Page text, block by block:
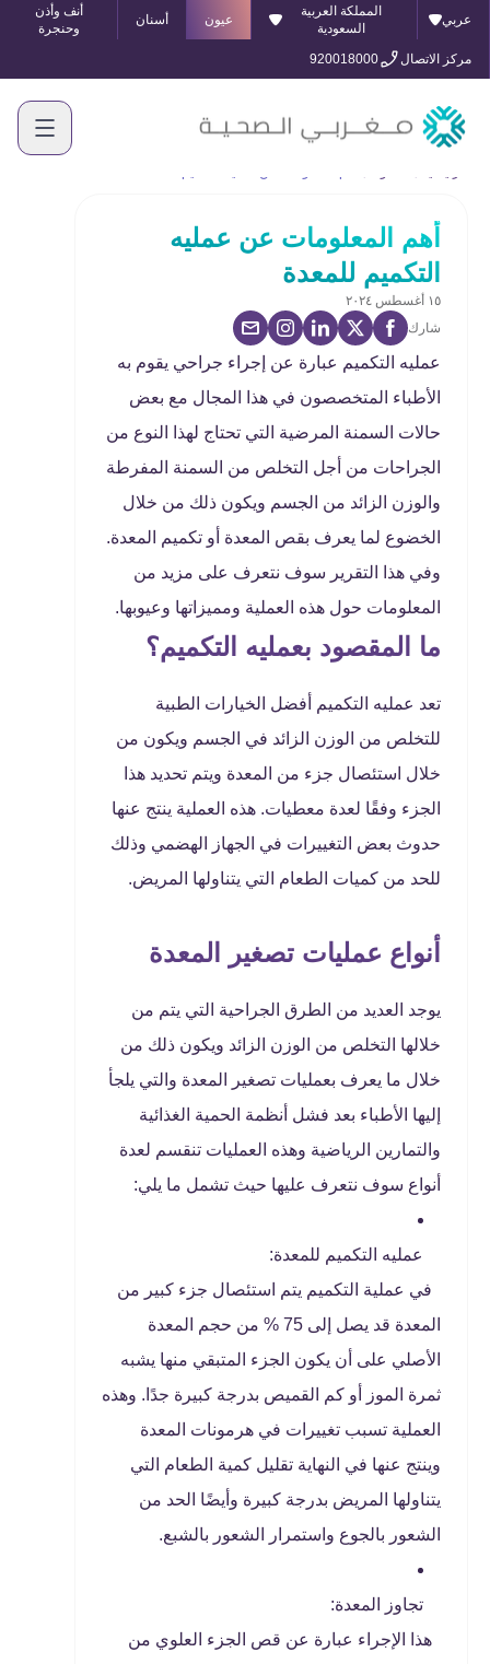
عربي
المملكة العربية
السعودية
عيون أسنان
أنف وأذن
وحنجرة
مركز الاتصال
920018000
أهم المعلومات عن عمليه
التكميم للمعدة
١٥ أغسطس ٢٠٢٤
شارك
عمليه التكميم عبارة عن إجراء جراحي يقوم به
الأطباء المتخصصون في هذا المجال مع بعض
حالات السمنة المرضية التي تحتاج لهذا النوع من
الجراحات من أجل التخلص من السمنة المفرطة
والوزن الزائد من الجسم ويكون ذلك من خلال
الخضوع لما يعرف بقص المعدة أو تكميم المعدة.
وفي هذا التقرير سوف نتعرف على مزيد من
المعلومات حول هذه العملية ومميزاتها وعيوبها.
ما المقصود بعمليه التكميم؟
تعد عمليه التكميم أفضل الخيارات الطبية
للتخلص من الوزن الزائد في الجسم ويكون من
خلال استئصال جزء من المعدة ويتم تحديد هذا
الجزء وفقًا لعدة معطيات. هذه العملية ينتج عنها
حدوث بعض التغييرات في الجهاز الهضمي وذلك
للحد من كميات الطعام التي يتناولها المريض.
أنواع عمليات تصغير المعدة
يوجد العديد من الطرق الجراحية التي يتم من
خلالها التخلص من الوزن الزائد ويكون ذلك من
خلال ما يعرف بعمليات تصغير المعدة والتي يلجأ
إليها الأطباء بعد فشل أنظمة الحمية الغذائية
والتمارين الرياضية وهذه العمليات تنقسم لعدة
أنواع سوف نتعرف عليها حيث تشمل ما يلي:
عمليه التكميم للمعدة:
في عملية التكميم يتم استئصال جزء كبير من
المعدة قد يصل إلى 75 % من حجم المعدة
الأصلي على أن يكون الجزء المتبقي منها يشبه
ثمرة الموز أو كم القميص بدرجة كبيرة جدًا. وهذه
العملية تسبب تغييرات في هرمونات المعدة
وينتج عنها في النهاية تقليل كمية الطعام التي
يتناولها المريض بدرجة كبيرة وأيضًا الحد من
الشعور بالجوع واستمرار الشعور بالشبع.
تجاوز المعدة:
هذا الإجراء عبارة عن قص الجزء العلوي من